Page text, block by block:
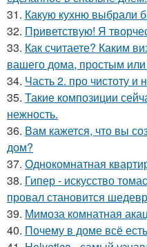
31. Какую кухню выбрали
32. Приветствую! Я
33. Как считаете? Каким
вашего дома, простым
34. Часть 2. про чистоту и
35. Такие композиции
нежность.
36. Вам кажется, что вы
дом?
37. Однокомнатная
38. Гипер - искусство
провал становится
39. Мимоза комнатная
40. Почему в доме всё